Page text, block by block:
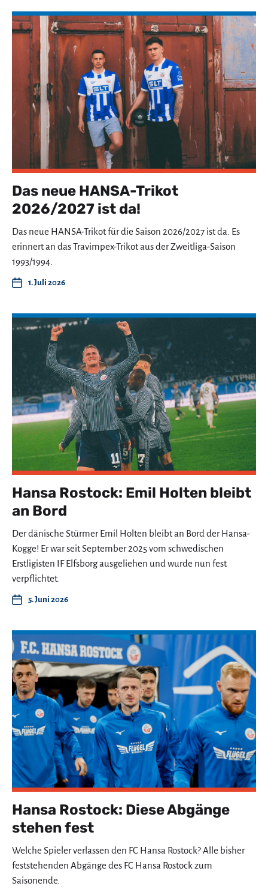
Das neue HANSA-Trikot
2026/2027 ist da!
Das neue HANSA-Trikot für die Saison 2026/2027 ist da. Es
erinnert an das Travimpex-Trikot aus der Zweitliga-Saison
1993/1994.
1. Juli 2026
Hansa Rostock: Emil Holten bleibt
an Bord
Der dänische Stürmer Emil Holten bleibt an Bord der Hansa-
Kogge! Er war seit September 2025 vom schwedischen
Erstligisten IF Elfsborg ausgeliehen und wurde nun fest
verpflichtet.
5. Juni 2026
Hansa Rostock: Diese Abgänge
stehen fest
Welche Spieler verlassen den FC Hansa Rostock? Alle bisher
feststehenden Abgänge des FC Hansa Rostock zum
Saisonende.